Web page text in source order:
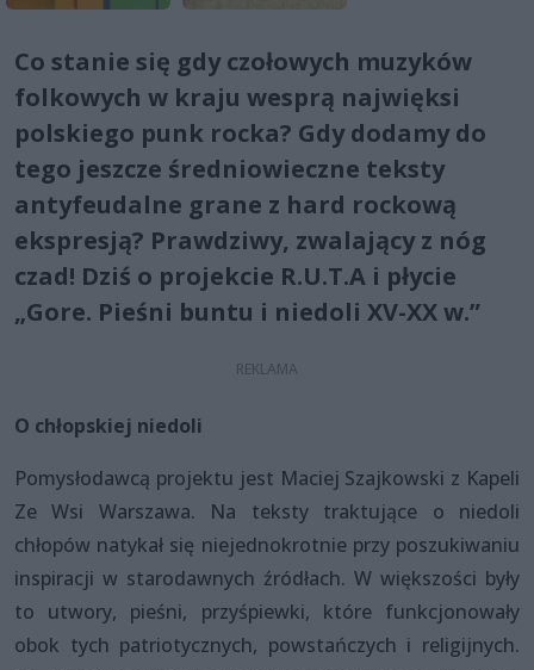
Co stanie się gdy czołowych muzyków
folkowych w kraju wesprą najwięksi
polskiego punk rocka? Gdy dodamy do
tego jeszcze średniowieczne teksty
antyfeudalne grane z hard rockową
ekspresją? Prawdziwy, zwalający z nóg
czad! Dziś o projekcie R.U.T.A i płycie
„Gore. Pieśni buntu i niedoli XV-XX w.”
O chłopskiej niedoli
Pomysłodawcą projektu jest Maciej Szajkowski z Kapeli
Ze Wsi Warszawa. Na teksty traktujące o niedoli
chłopów natykał się niejednokrotnie przy poszukiwaniu
inspiracji w starodawnych źródłach. W większości były
to utwory, pieśni, przyśpiewki, które funkcjonowały
obok tych patriotycznych, powstańczych i religijnych.